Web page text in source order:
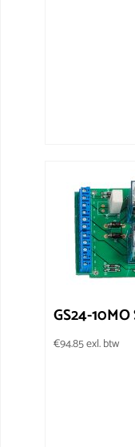
GS24-
€94.85exl. btw